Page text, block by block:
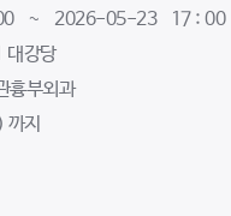
~ 2026-05-23 17 : 00
대강당
흉부외과
지